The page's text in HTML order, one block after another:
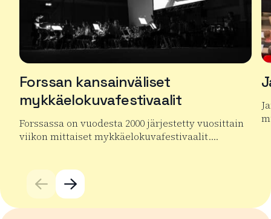
Forssan kansainväliset
mykkäelokuvafestivaalit
Forssassa on vuodesta 2000 järjestetty vuosittain
viikon mittaiset mykkäelokuvafestivaalit….